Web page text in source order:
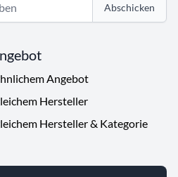
Abschicken
Angebot
Hersteller
Hersteller & Kategorie